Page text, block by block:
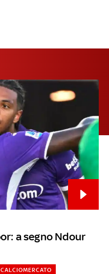
a segno Ndour
CALCIOMERCATO